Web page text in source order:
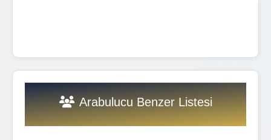
Arabulucu Benzer Listesi